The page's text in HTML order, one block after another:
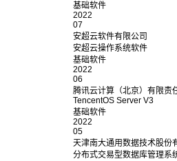
基础软件
2022
07
安超云软件有限公司
安超云操作系统软件
基础软件
2022
06
腾讯云计算（北京）有限责
TencentOS Server V3
基础软件
2022
05
天津南大通用数据技术股份
分布式交易型数据库管理系